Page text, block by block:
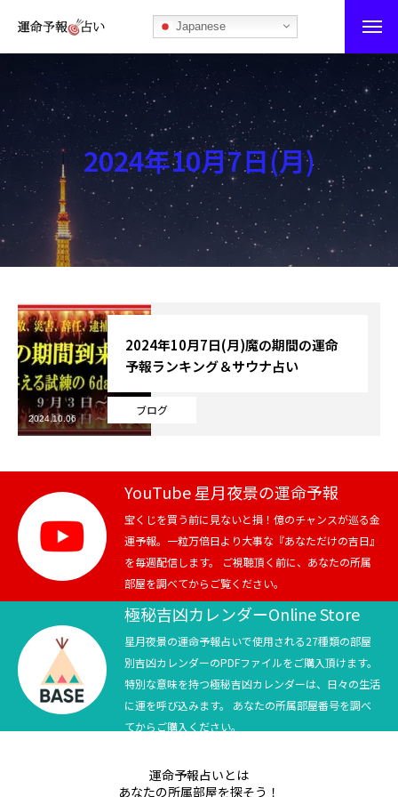
Japanese
運命予報占い
運命予報占いとは
あなたの所属部屋を探そう！
最恐の相性占い
秘伝公開！吉凶カレンダー
ブログ
お知らせ
芸能界
テニス
スポーツ
競馬
テニス四大大会・五輪
テニス四大大会・五輪
2024年10月7日(月)
ブログ
2024年10月7日(月)魔の期間の運命
予報ランキング＆サウナ占い
2024.10.06
YouTube 星月夜景の運命予報
宝くじを買う前に見ないと損！億のチャンスが巡る金
運予報。一粒万倍日より大事な『あなただけの吉日』
を毎週配信します。 ご視聴頂く前に、あなたの所属
部屋を調べてからご覧ください。
極秘吉凶カレンダーOnline Store
星月夜景の運命予報占いで使用される27種類の部屋
別吉凶カレンダーのPDFファイルをご購入頂けます。
特別な意味を持つ極秘吉凶カレンダーは、日々の生活
に運を呼び込みます。 あなたの所属部屋番号を調べ
てからご購入ください。
運命予報占いとは
あなたの所属部屋を探そう！